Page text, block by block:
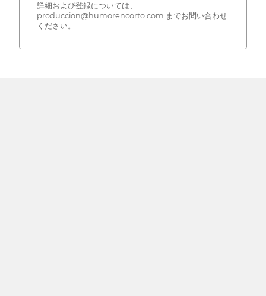
詳細および登録については、
produccion@humorencorto.com までお問い合わせ
ください。